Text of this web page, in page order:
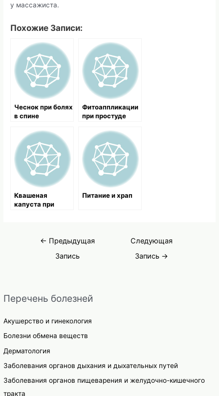
Перечень болезней
Акушерство и гинекология
Болезни обмена веществ
Дерматология
Заболевания органов дыхания и дыхательных путей
Заболевания органов пищеварения и желудочно-кишечного
тракта
у массажиста.
Похожие Записи:
Чеснок при болях
в спине
Фитоаппликации
при простуде
Квашеная
капуста при
Питание и храп
Навигация
← Предыдущая
Запись
Следующая
Запись →